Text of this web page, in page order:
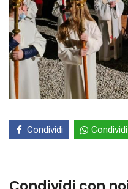
Condividi Condividi